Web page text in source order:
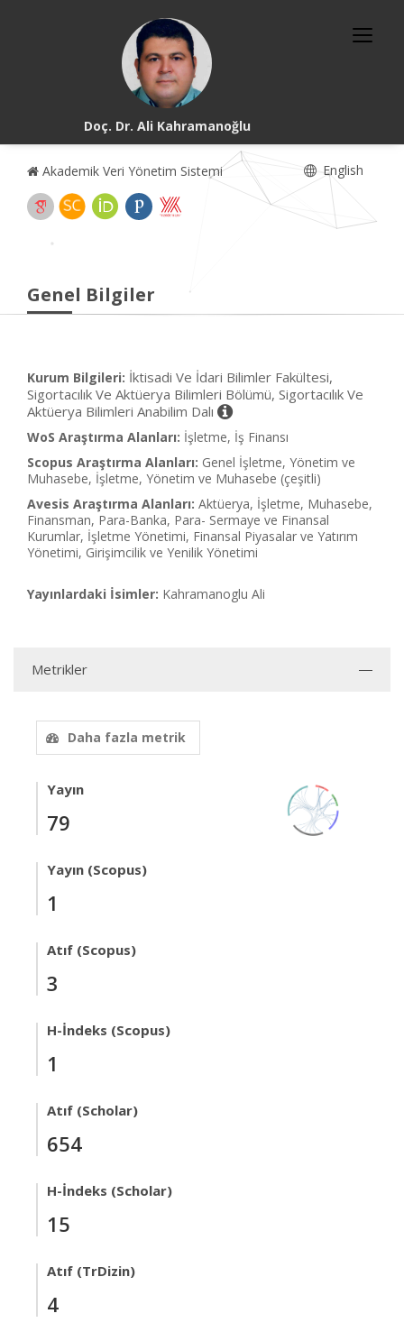
Doç. Dr. Ali Kahramanoğlu
Akademik Veri Yönetim Sistemi English
Genel Bilgiler
Kurum Bilgileri: İktisadi Ve İdari Bilimler Fakültesi,
Sigortacılık Ve Aktüerya Bilimleri Bölümü, Sigortacılık Ve
Aktüerya Bilimleri Anabilim Dalı
WoS Araştırma Alanları: İşletme, İş Finansı
Scopus Araştırma Alanları: Genel İşletme, Yönetim ve
Muhasebe, İşletme, Yönetim ve Muhasebe (çeşitli)
Avesis Araştırma Alanları: Aktüerya, İşletme, Muhasebe,
Finansman, Para-Banka, Para- Sermaye ve Finansal
Kurumlar, İşletme Yönetimi, Finansal Piyasalar ve Yatırım
Yönetimi, Girişimcilik ve Yenilik Yönetimi
Yayınlardaki İsimler: Kahramanoglu Ali
Metrikler
Daha fazla metrik
Yayın
79
Yayın (Scopus)
1
Atıf (Scopus)
3
H-İndeks (Scopus)
1
Atıf (Scholar)
654
H-İndeks (Scholar)
15
Atıf (TrDizin)
4